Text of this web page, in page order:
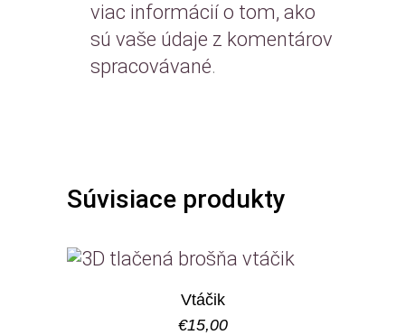
viac informácií o tom, ako
sú vaše údaje z komentárov
spracovávané.
Súvisiace produkty
Vtáčik
€15,00